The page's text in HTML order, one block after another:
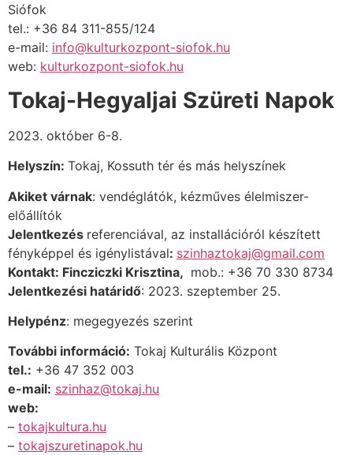
Siófok
tel.: +36 84 311-855/124
e-mail: info@kulturkozpont-siofok.hu
web: kulturkozpont-siofok.hu
Tokaj-Hegyaljai Szüreti Napok
2023. október 6-8.
Helyszín: Tokaj, Kossuth tér és más helyszínek
Akiket várnak: vendéglátók, kézműves élelmiszer-
előállítók
Jelentkezés referenciával, az installációról készített
fényképpel és igénylistával: szinhaztokaj@gmail.com
Kontakt: Fincziczki Krisztina, mob.: +36 70 330 8734
Jelentkezési határidő: 2023. szeptember 25.
Helypénz: megegyezés szerint
További információ: Tokaj Kulturális Központ
tel.: +36 47 352 003
e-mail: szinhaz@tokaj.hu
web:
– tokajkultura.hu
– tokajszuretinapok.hu